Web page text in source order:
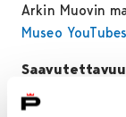
Arkin Muovin
Museo
Kaikki